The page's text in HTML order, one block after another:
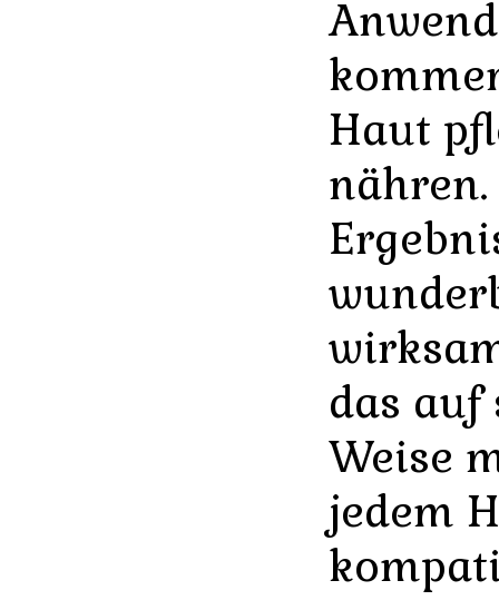
Haut
nähren.
das auf
Weise
jedem